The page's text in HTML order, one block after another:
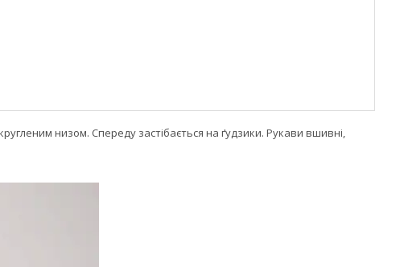
низом. Спереду застібається на ґудзики. Рукави вшивні,